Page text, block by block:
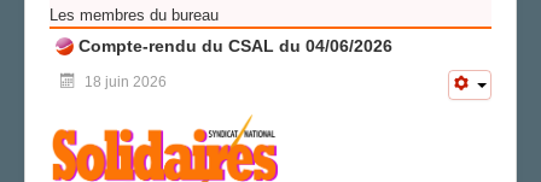
Les membres du bureau
Compte-rendu du CSAL du 04/06/2026
18 juin 2026